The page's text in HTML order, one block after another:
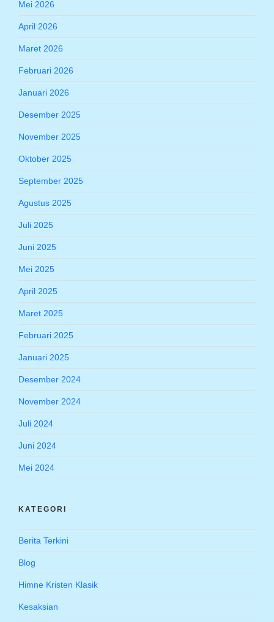
Mei 2026
April 2026
Maret 2026
Februari 2026
Januari 2026
Desember 2025
November 2025
Oktober 2025
September 2025
Agustus 2025
Juli 2025
Juni 2025
Mei 2025
April 2025
Maret 2025
Februari 2025
Januari 2025
Desember 2024
November 2024
Juli 2024
Juni 2024
Mei 2024
KATEGORI
Berita Terkini
Blog
Himne Kristen Klasik
Kesaksian